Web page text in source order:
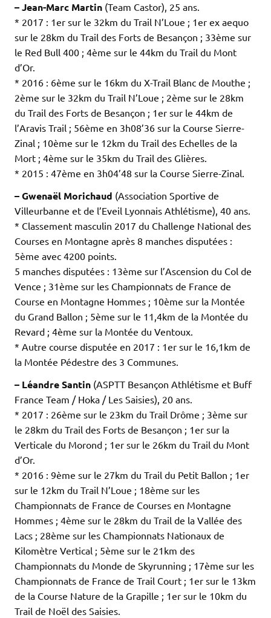
– Jean-Marc Martin (Team Castor), 25 ans.
* 2017 : 1er sur le 32km du Trail N’Loue ; 1er ex aequo
sur le 28km du Trail des Forts de Besançon ; 33ème sur
le Red Bull 400 ; 4ème sur le 44km du Trail du Mont
d’Or.
* 2016 : 6ème sur le 16km du X-Trail Blanc de Mouthe ;
2ème sur le 32km du Trail N’Loue ; 2ème sur le 28km
du Trail des Forts de Besançon ; 1er sur le 44km de
l’Aravis Trail ; 56ème en 3h08’36 sur la Course Sierre-
Zinal ; 10ème sur le 12km du Trail des Echelles de la
Mort ; 4ème sur le 35km du Trail des Glières.
* 2015 : 47ème en 3h04’48 sur la Course Sierre-Zinal.
– Gwenaël Morichaud (Association Sportive de
Villeurbanne et de l’Eveil Lyonnais Athlétisme), 40 ans.
* Classement masculin 2017 du Challenge National des
Courses en Montagne après 8 manches disputées :
5ème avec 4200 points.
5 manches disputées : 13ème sur l’Ascension du Col de
Vence ; 31ème sur les Championnats de France de
Course en Montagne Hommes ; 10ème sur la Montée
du Grand Ballon ; 5ème sur le 11,4km de la Montée du
Revard ; 4ème sur la Montée du Ventoux.
* Autre course disputée en 2017 : 1er sur le 16,1km de
la Montée Pédestre des 3 Communes.
– Léandre Santin (ASPTT Besançon Athlétisme et Buff
France Team / Hoka / Les Saisies), 20 ans.
* 2017 : 26ème sur le 23km du Trail Drôme ; 3ème sur
le 28km du Trail des Forts de Besançon ; 1er sur la
Verticale du Morond ; 1er sur le 26km du Trail du Mont
d’Or.
* 2016 : 9ème sur le 27km du Trail du Petit Ballon ; 1er
sur le 12km du Trail N’Loue ; 18ème sur les
Championnats de France de Courses en Montagne
Hommes ; 4ème sur le 28km du Trail de la Vallée des
Lacs ; 28ème sur les Championnats Nationaux de
Kilomètre Vertical ; 5ème sur le 21km des
Championnats du Monde de Skyrunning ; 17ème sur les
Championnats de France de Trail Court ; 1er sur le 13km
de la Course Nature de la Grapille ; 1er sur le 10km du
Trail de Noël des Saisies.